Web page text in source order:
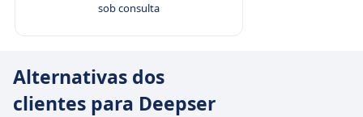
sob consulta
Alternativas dos
clientes para Deepser